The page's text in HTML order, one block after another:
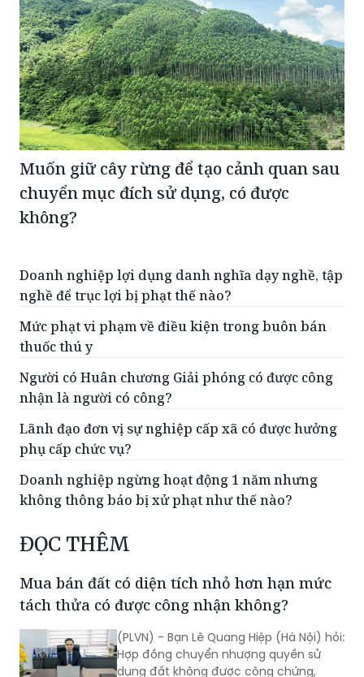
Muốn giữ cây rừng để tạo cảnh quan sau
không?
Doanh nghiệp lợi dụng danh nghĩa dạy nghề, tập
nghề để trục lợi bị phạt thế nào?
Mức phạt vi phạm về điều kiện trong buôn bán
thuốc thú y
Người có Huân chương Giải phóng có được công
nhận là người có công?
Lãnh đạo đơn vị sự nghiệp cấp xã có được hưởng
phụ cấp chức vụ?
Doanh nghiệp ngừng hoạt động 1 năm nhưng
không thông báo bị xử phạt như thế nào?
ĐỌC THÊM
Mua bán đất có diện tích nhỏ hơn hạn mức
tách thửa có được công nhận không?